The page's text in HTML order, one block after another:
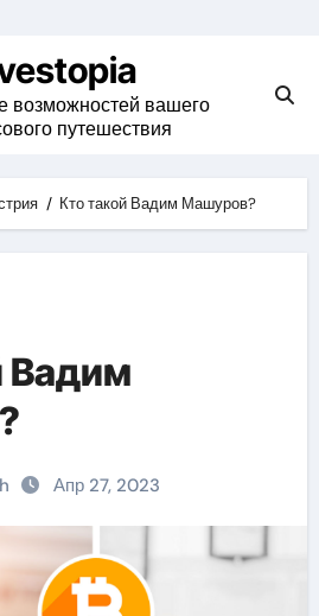
возможностей вашего
путешествия
Кто такой Вадим Машуров?
Вадим
Апр 27, 2023